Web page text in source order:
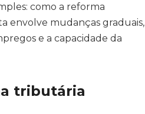
como a reforma
envolve mudanças graduais,
e a capacidade da
tributária